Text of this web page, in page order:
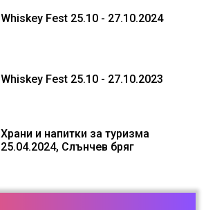
Whiskey Fest 25.10 - 27.10.2024
Whiskey Fest 25.10 - 27.10.2023
Храни и напитки за туризма
25.04.2024, Слънчев бряг